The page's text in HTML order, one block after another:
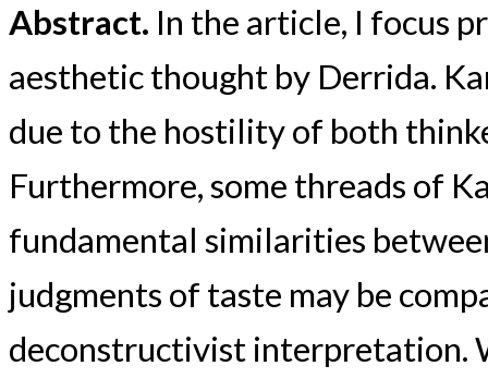
Abstract. In the article, I focus
aesthetic thought by Derrida.
due to the hostility of both
Furthermore, some threads of
fundamental similarities
judgments of taste may be
deconstructivist interpretation.